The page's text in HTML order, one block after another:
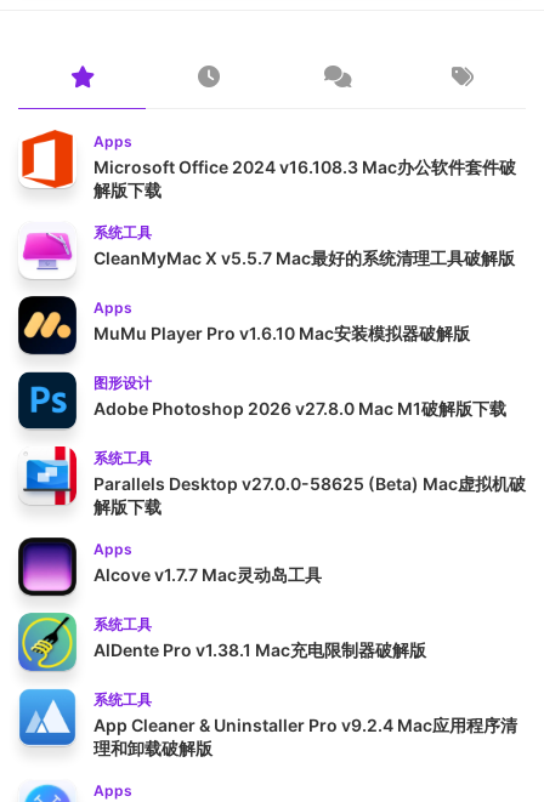
Apps
Microsoft Office 2024 v16.108.3 Mac办公软件套件破
解版下载
系统工具
CleanMyMac X v5.5.7 Mac最好的系统清理工具破解版
Apps
MuMu Player Pro v1.6.10 Mac安装模拟器破解版
图形设计
Adobe Photoshop 2026 v27.8.0 Mac M1破解版下载
系统工具
Parallels Desktop v27.0.0-58625 (Beta) Mac虚拟机破
解版下载
Apps
Alcove v1.7.7 Mac灵动岛工具
系统工具
AlDente Pro v1.38.1 Mac充电限制器破解版
系统工具
App Cleaner & Uninstaller Pro v9.2.4 Mac应用程序清
理和卸载破解版
Apps